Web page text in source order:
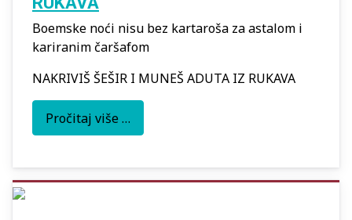
Boemske noći nisu bez kartaroša za astalom i
kariranim čaršafom
NAKRIVIŠ ŠEŠIR I MUNEŠ ADUTA IZ RUKAVA
Pročitaj više …